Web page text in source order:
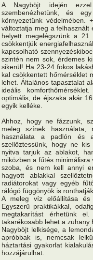
A Nagyböjt idején
szembenézhetünk, és
környezetünk
változtatja meg a
helyett megelégszünk a
csökkentjük
kapcsolható
szintén nem sok, érdemes
sikerül! Ha 23-24 fokos
kal csökkentett hőmérséklet
lehet. Általános tapasztalat
ideális
optimális, de éjszaka akár
egyik kelléke.
Ahhoz, hogy ne fázzunk,
meleg színek
használata a padlón és
szellőztessünk, hogy ne
nyitva tarjuk az ablakot,
miközben a fűtés
szoba, és nem kell annyi
hagyott ablakkal
radiátorokat vagy egyéb
rálógó függönyök is
A meleg víz előállítása és
Egyszerű praktikákkal,
megtakarítást érhetünk
takarékosabb lehet a zuhany
Nagyböjt lelkisége, a
apróbbak is, nemcsak
háztartási gyakorlat
hozzájárulhat.